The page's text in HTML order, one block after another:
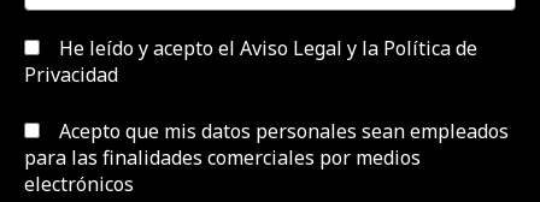
He leído y acepto el Aviso Legal y la Política de
Privacidad
Acepto que mis datos personales sean empleados
para las finalidades comerciales por medios
electrónicos